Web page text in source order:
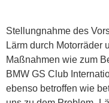
Stellungnahme des
Lärm durch Motorräder
Maßnahmen wie zum
BMW GS Club
ebenso betroffen wie